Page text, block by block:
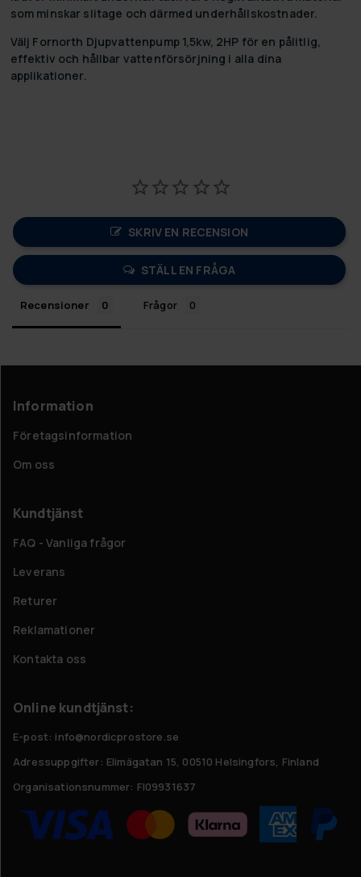
som minskar slitage och därmed underhållskostnader.
Välj Fornorth Djupvattenpump 1,5kw, 2HP för en pålitlig,
effektiv och hållbar vattenförsörjning i alla dina
applikationer.
SKRIV EN RECENSION
STÄLL EN FRÅGA
Recensioner Frågor
Information
Företagsinformation
Om oss
Kundtjänst
FAQ - Vanliga frågor
Leverans
Returer
Reklamationer
Kontakta oss
Online kundtjänst:
E-post: info@nordicprostore.se
Adressuppgifter: Elimägatan 15, 00510 Helsingfors, Finland
Organisationsnummer: FI09931637